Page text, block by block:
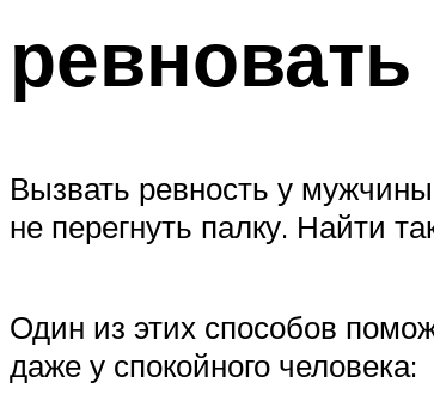
МЕНЮ
ревновать
Вызвать ревность у
не перегнуть палку. Найти
Один из этих способов
даже у спокойного человека: